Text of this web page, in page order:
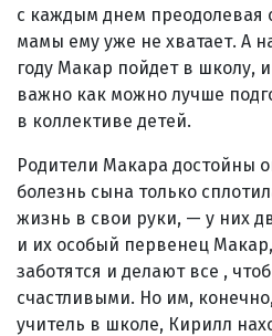
с каждым днем преодолевая
мамы ему уже не хватает. А
году Макар пойдет в школу,
важно как можно лучше
в коллективе детей.
Родители Макара достойны
болезнь сына только
жизнь в свои руки, — у них
и их особый первенец
заботятся и делают все ,
счастливыми. Но им,
учитель в школе, Кирилл